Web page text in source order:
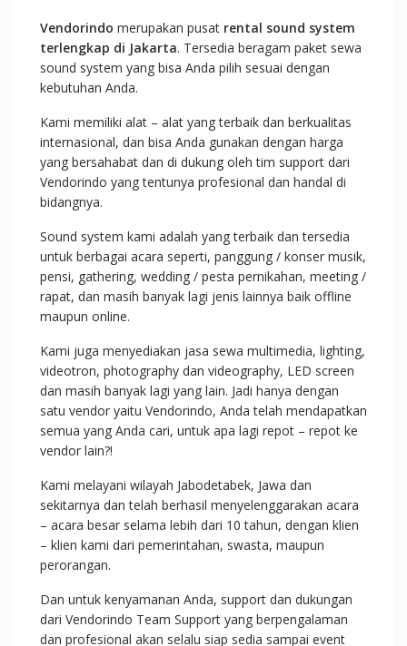
Vendorindo merupakan pusat rental sound system
terlengkap di Jakarta. Tersedia beragam paket sewa
sound system yang bisa Anda pilih sesuai dengan
kebutuhan Anda.
Kami memiliki alat – alat yang terbaik dan berkualitas
internasional, dan bisa Anda gunakan dengan harga
yang bersahabat dan di dukung oleh tim support dari
Vendorindo yang tentunya profesional dan handal di
bidangnya.
Sound system kami adalah yang terbaik dan tersedia
untuk berbagai acara seperti, panggung / konser musik,
pensi, gathering, wedding / pesta pernikahan, meeting /
rapat, dan masih banyak lagi jenis lainnya baik offline
maupun online.
Kami juga menyediakan jasa sewa multimedia, lighting,
videotron, photography dan videography, LED screen
dan masih banyak lagi yang lain. Jadi hanya dengan
satu vendor yaitu Vendorindo, Anda telah mendapatkan
semua yang Anda cari, untuk apa lagi repot – repot ke
vendor lain?!
Kami melayani wilayah Jabodetabek, Jawa dan
sekitarnya dan telah berhasil menyelenggarakan acara
– acara besar selama lebih dari 10 tahun, dengan klien
– klien kami dari pemerintahan, swasta, maupun
perorangan.
Dan untuk kenyamanan Anda, support dan dukungan
dari Vendorindo Team Support yang berpengalaman
dan profesional akan selalu siap sedia sampai event